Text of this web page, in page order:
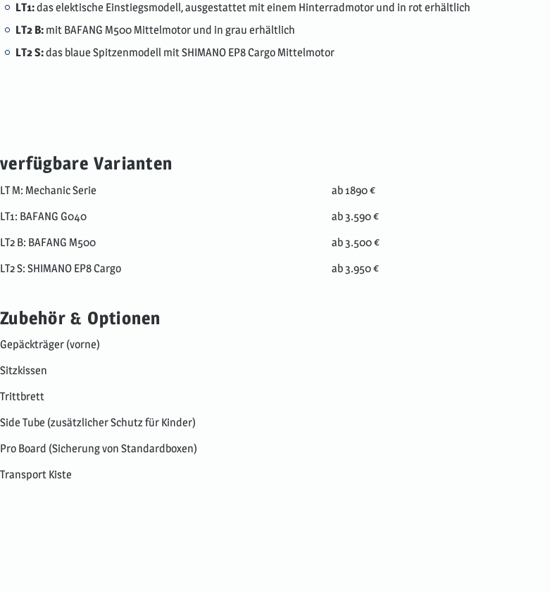
LT1:das elektische Einstiegsmodell, ausgestattet mit einem Hinterradmotor und in rot erhältlich
LT2 B: mit BAFANG M500 Mittelmotor und in grau erhältlich
LT2 S:das blaue Spitzenmodell mit SHIMANO EP8 Cargo Mittelmotor
verfügbare Varianten
LT M: Mechanic Serie
ab 1890 €
LT1: BAFANG G040
ab 3.590 €
LT2 B: BAFANG M500
ab 3.500 €
LT2 S: SHIMANO EP8 Cargo
ab 3.950 €
Zubehör & Optionen
Gepäckträger (vorne)
Sitzkissen
Trittbrett
Side Tube (zusätzlicher Schutz für Kinder)
Pro Board (Sicherung von Standardboxen)
Transport Kiste